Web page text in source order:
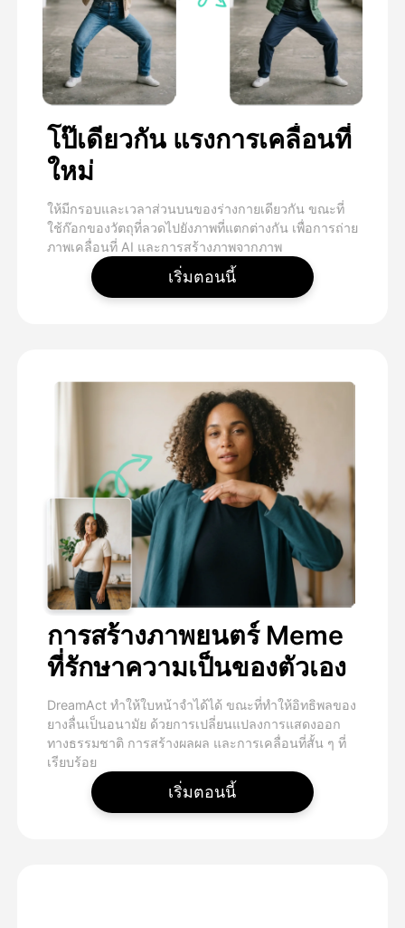
โป๊เดียวกัน แรงการเคลื่อนที่
ใหม่
ให้มีกรอบและเวลาส่วนบนของร่างกายเดียวกัน ขณะที่
ใช้ก๊อกของวัตถุที่ลวดไปยังภาพที่แตกต่างกัน เพื่อการถ่าย
ภาพเคลื่อนที่ AI และการสร้างภาพจากภาพ
เริ่มตอนนี้
การสร้างภาพยนตร์ Meme
ที่รักษาความเป็นของตัวเอง
DreamAct ทําให้ใบหน้าจําได้ได้ ขณะที่ทําให้อิทธิพลของ
ยางลื่นเป็นอนามัย ด้วยการเปลี่ยนแปลงการแสดงออก
ทางธรรมชาติ การสร้างผลผล และการเคลื่อนที่สั้น ๆ ที่
เรียบร้อย
เริ่มตอนนี้